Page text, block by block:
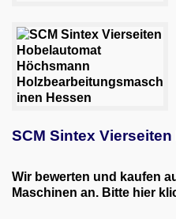
SCM Sintex
Wir bewerten und kaufen
Maschinen an. Bitte hier